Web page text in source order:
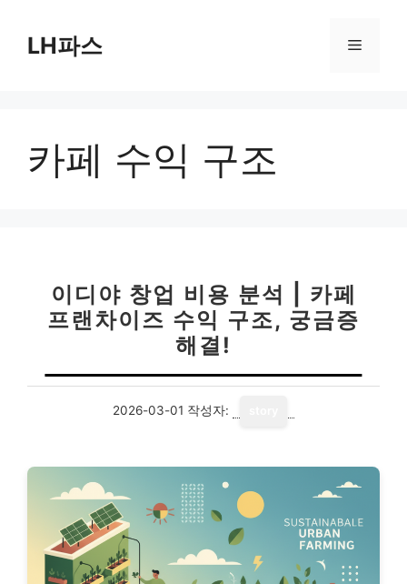
LH파스 메
카페 수익 구조
이디야 창업 비용 분석 | 카페
프랜차이즈 수익 구조, 궁금증
해결!
2026-03-01 작성자: